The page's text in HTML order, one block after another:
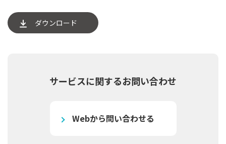
ダウンロード
サービスに関するお問い合わせ
Webから問い合わせる